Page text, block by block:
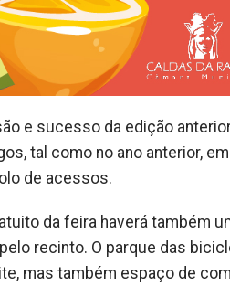
e sucesso da edição
tal como no ano anterior,
de acessos.
da feira haverá também
recinto. O parque das
mas também espaço de